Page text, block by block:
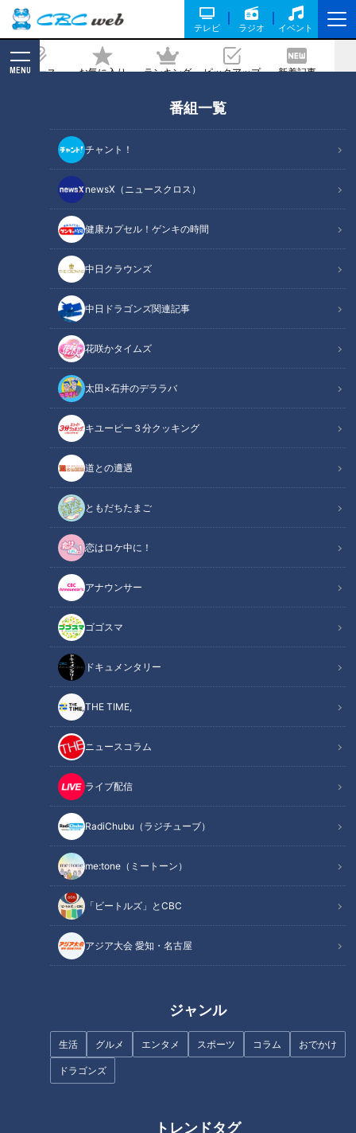
テレビ ラジオ イベント
ニュース お気に入り ランキング ピックアップ 新着記事
MENU
番組一覧
チャント！
newsX（ニュースクロス）
健康カプセル！ゲンキの時間
中日クラウンズ
中日ドラゴンズ関連記事
花咲かタイムズ
太田×石井のデララバ
キユーピー３分クッキング
道との遭遇
ともだちたまご
恋はロケ中に！
アナウンサー
ゴゴスマ
ドキュメンタリー
THE TIME,
ニュースコラム
ライブ配信
RadiChubu（ラジチューブ）
me:tone（ミートーン）
「ビートルズ」とCBC
アジア大会 愛知・名古屋
ジャンル
生活 グルメ エンタメ スポーツ コラム おでかけ
ドラゴンズ
トレンドタグ
チャント！
身近な生活情報から芸能、どこよりも詳しい天気情報などなど、東
海3県にとことん寄り添う新しい報道・情報番組。毎週月～金曜 午
後3:49～5:50放送（金曜は午後4:50～5:50放送）。
番組サイト X（旧Twitter）
Instagram
戦後75年～「チャント！」特集
カテゴリーを絞り込む
戦争終結から28年もの間グ
アム島で潜伏を続けていた
横井庄一さんが願い続けた
チャント！
戦後75年～「チャント！」
特集
2020/07/13 19:00
ランキング
24時間 週間 月間